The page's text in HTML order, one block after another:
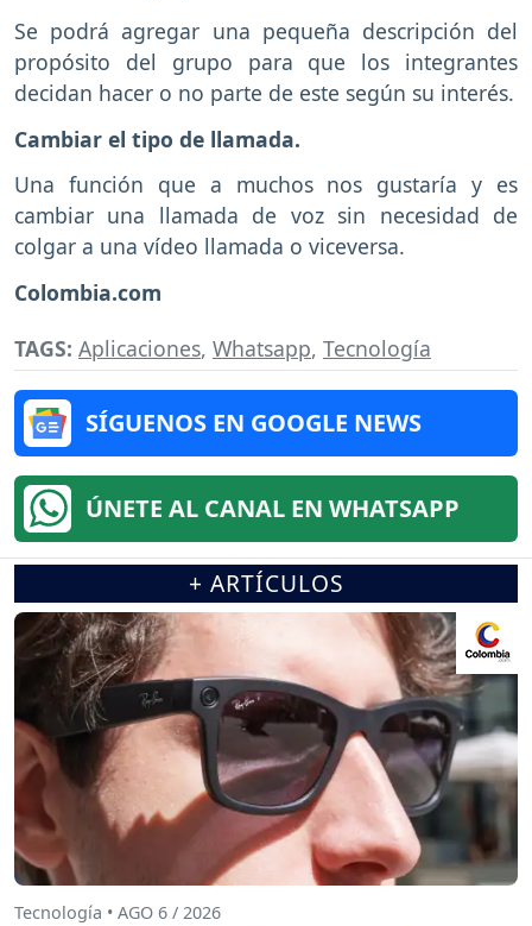
Se podrá agregar una pequeña descripción del
propósito del grupo para que los integrantes
decidan hacer o no parte de este según su interés.
Cambiar el tipo de llamada.
Una función que a muchos nos gustaría y es
cambiar una llamada de voz sin necesidad de
colgar a una vídeo llamada o viceversa.
Colombia.com
TAGS: Aplicaciones, Whatsapp, Tecnología
SÍGUENOS EN GOOGLE NEWS
ÚNETE AL CANAL EN WHATSAPP
+ ARTÍCULOS
Tecnología • AGO 6 / 2026